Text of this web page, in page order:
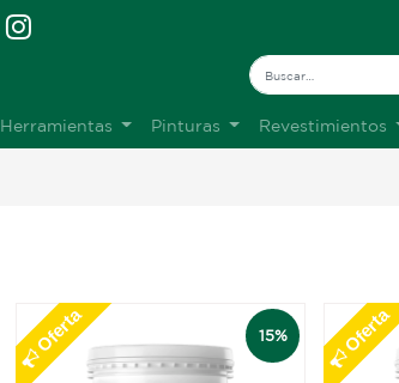
Herramientas Pinturas Revestimientos
15%
Oferta Oferta